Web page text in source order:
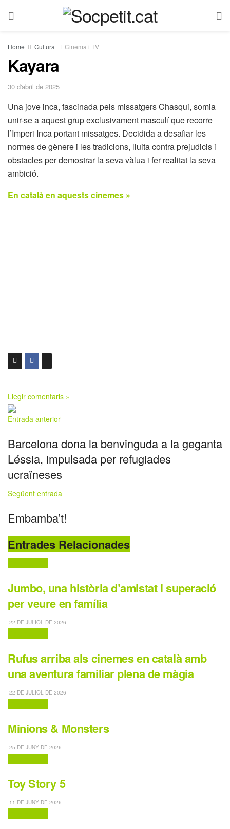
Home Cultura Cinema i TV
Kayara
30 d'abril de 2025
Una jove inca, fascinada pels missatgers Chasqui, somia
unir-se a aquest grup exclusivament masculí que recorre
l’Imperi Inca portant missatges. Decidida a desafiar les
normes de gènere i les tradicions, lluita contra prejudicis i
obstacles per demostrar la seva vàlua i fer realitat la seva
ambició.
En català en aquests cinemes »
Llegir comentaris »
Entrada anterior
Barcelona dona la benvinguda a la geganta
Léssia, impulsada per refugiades
ucraïneses
Següent entrada
Embamba’t!
Entrades Relacionades
Jumbo, una història d’amistat i superació
per veure en família
22 DE JULIOL DE 2026
Rufus arriba als cinemes en català amb
una aventura familiar plena de màgia
22 DE JULIOL DE 2026
Minions & Monsters
25 DE JUNY DE 2026
Toy Story 5
11 DE JUNY DE 2026